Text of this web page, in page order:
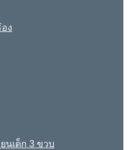
อง
นเด็ก 3 ขวบ